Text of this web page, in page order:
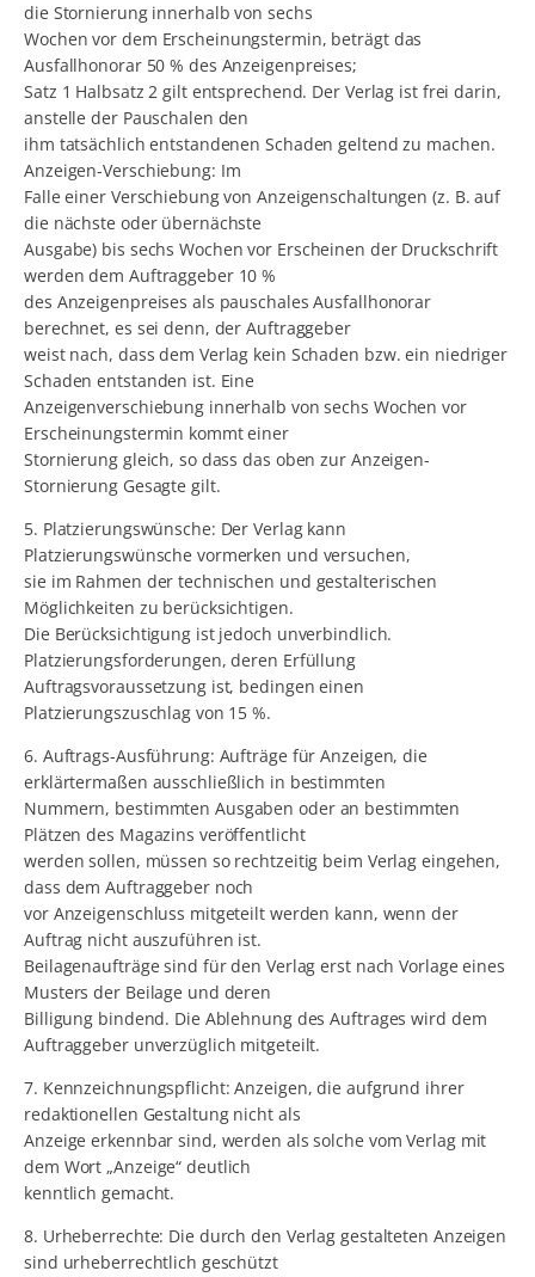
die Stornierung innerhalb von sechs
Wochen vor dem Erscheinungstermin, beträgt das
Ausfallhonorar 50 % des Anzeigenpreises;
Satz 1 Halbsatz 2 gilt entsprechend. Der Verlag ist frei darin,
anstelle der Pauschalen den
ihm tatsächlich entstandenen Schaden geltend zu machen.
Anzeigen-Verschiebung: Im
Falle einer Verschiebung von Anzeigenschaltungen (z. B. auf
die nächste oder übernächste
Ausgabe) bis sechs Wochen vor Erscheinen der Druckschrift
werden dem Auftraggeber 10 %
des Anzeigenpreises als pauschales Ausfallhonorar
berechnet, es sei denn, der Auftraggeber
weist nach, dass dem Verlag kein Schaden bzw. ein niedriger
Schaden entstanden ist. Eine
Anzeigenverschiebung innerhalb von sechs Wochen vor
Erscheinungstermin kommt einer
Stornierung gleich, so dass das oben zur Anzeigen-
Stornierung Gesagte gilt.
5. Platzierungswünsche: Der Verlag kann
Platzierungswünsche vormerken und versuchen,
sie im Rahmen der technischen und gestalterischen
Möglichkeiten zu berücksichtigen.
Die Berücksichtigung ist jedoch unverbindlich.
Platzierungsforderungen, deren Erfüllung
Auftragsvoraussetzung ist, bedingen einen
Platzierungszuschlag von 15 %.
6. Auftrags-Ausführung: Aufträge für Anzeigen, die
erklärtermaßen ausschließlich in bestimmten
Nummern, bestimmten Ausgaben oder an bestimmten
Plätzen des Magazins veröffentlicht
werden sollen, müssen so rechtzeitig beim Verlag eingehen,
dass dem Auftraggeber noch
vor Anzeigenschluss mitgeteilt werden kann, wenn der
Auftrag nicht auszuführen ist.
Beilagenaufträge sind für den Verlag erst nach Vorlage eines
Musters der Beilage und deren
Billigung bindend. Die Ablehnung des Auftrages wird dem
Auftraggeber unverzüglich mitgeteilt.
7. Kennzeichnungspflicht: Anzeigen, die aufgrund ihrer
redaktionellen Gestaltung nicht als
Anzeige erkennbar sind, werden als solche vom Verlag mit
dem Wort „Anzeige“ deutlich
kenntlich gemacht.
8. Urheberrechte: Die durch den Verlag gestalteten Anzeigen
sind urheberrechtlich geschützt